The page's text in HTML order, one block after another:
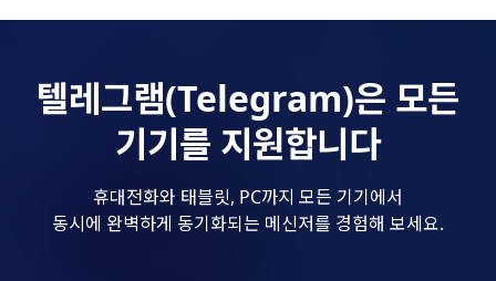
텔레그램(Telegram)은 모든
기기를 지원합니다
휴대전화와 태블릿, PC까지 모든 기기에서
동시에 완벽하게 동기화되는 메신저를 경험해 보세요.